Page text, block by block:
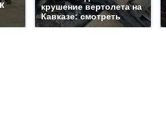
крушение вертолета на
Кавказе: смотреть